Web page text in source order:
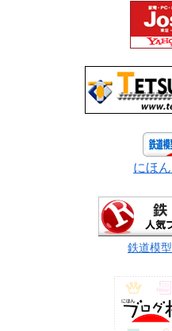
にほ
鉄道模